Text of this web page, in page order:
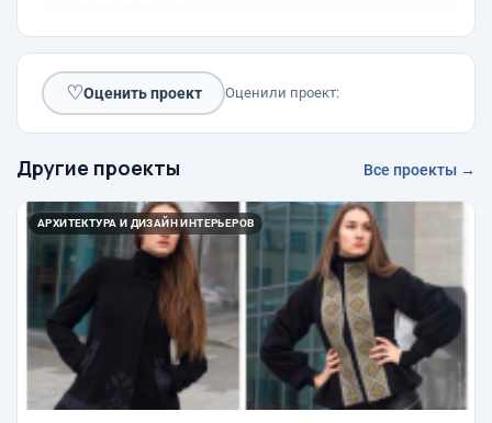
♡Оценить проект Оценили проект:
Другие проекты Все проекты →
АРХИТЕКТУРА И ДИЗАЙН ИНТЕРЬЕРОВ